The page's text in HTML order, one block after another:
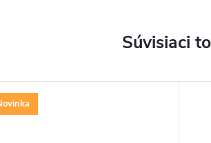
Súvisiaci